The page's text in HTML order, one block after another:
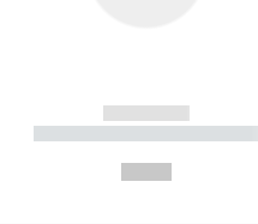
------------
----------- ----------- --------